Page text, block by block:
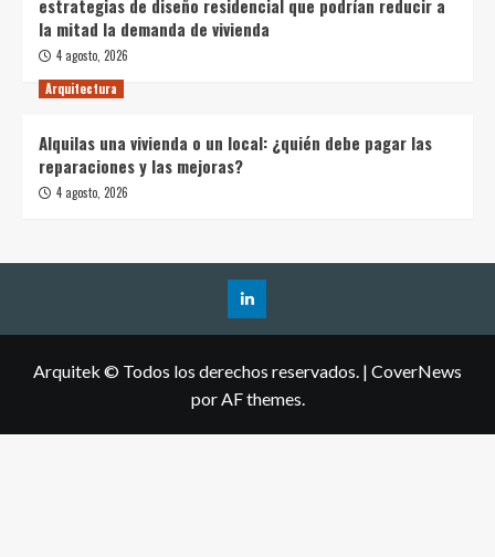
estrategias de diseño residencial que podrían reducir a
la mitad la demanda de vivienda
4 agosto, 2026
Arquitectura
Alquilas una vivienda o un local: ¿quién debe pagar las
reparaciones y las mejoras?
4 agosto, 2026
Arquitek © Todos los derechos reservados. | CoverNews
por AF themes.